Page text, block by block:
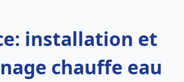
installation et
chauffe eau